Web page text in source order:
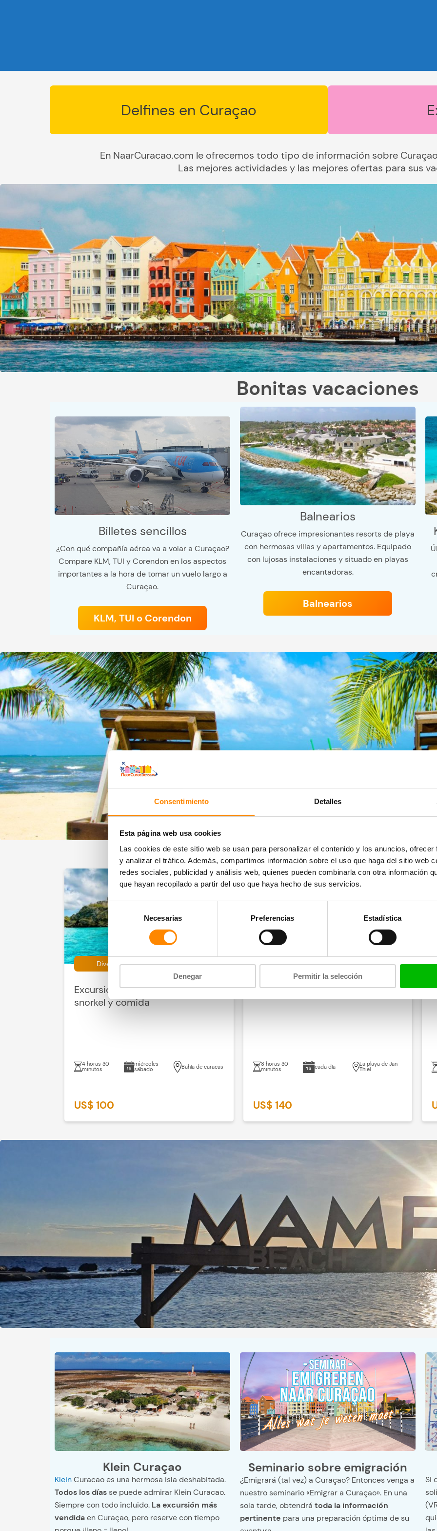
Consentimiento Detalles
Esta página web usa cookies
Las cookies de este sitio web se usan para personalizar el contenido y los anuncios,
y analizar el tráfico. Además, compartimos información sobre el uso que haga del sitio web
redes sociales, publicidad y análisis web, quienes pueden combinarla con otra información
que hayan recopilado a partir del uso que haya hecho de sus servicios.
Selección
de
consentimiento
Necesarias Preferencias Estadística
Denegar Permitir la selección
Delfines en Curaçao
En NaarCuracao.com le ofrecemos todo tipo de información sobre
Las mejores actividades y las mejores ofertas para sus
Bonitas vacaciones
Billetes sencillos
¿Con qué compañía aérea va a volar a Curaçao?
Compare KLM, TUI y Corendon en los aspectos
importantes a la hora de tomar un vuelo largo a
Curaçao.
KLM, TUI o Corendon
Balnearios
Curaçao ofrece impresionantes resorts de playa
con hermosas villas y apartamentos. Equipado
con lujosas instalaciones y situado en playas
encantadoras.
Balnearios
Las mejores
Diversión para jóvenes y mayores
Excursión de medio día con
snorkel y comida
4 horas 30
minutos
miércoles
sábado Bahía de caracas
US$ 100
catamarán más grande
Klein Curaçao | BlueFinn Charters
8 horas 30
minutos cada día La playa de Jan
Thiel
US$ 140
Klein Curaçao
KleinCuracao es una hermosa isla deshabitada.
Todos los díasse puede admirar Klein Curacao.
Siempre con todo incluido. La excursión más
vendidaen Curaçao, pero reserve con tiempo
Seminario sobre emigración
¿Emigrará (tal vez) a Curaçao? Entonces venga a
nuestro seminario «Emigrar a Curaçao». En una
sola tarde, obtendrá toda la información
pertinente para una preparación óptima de su
Si